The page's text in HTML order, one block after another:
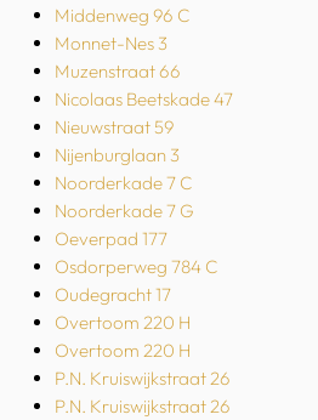
Middenweg 96 C
Monnet-Nes 3
Muzenstraat 66
Nicolaas Beetskade 47
Nieuwstraat 59
Nijenburglaan 3
Noorderkade 7 C
Noorderkade 7 G
Oeverpad 177
Osdorperweg 784 C
Oudegracht 17
Overtoom 220 H
Overtoom 220 H
P.N. Kruiswijkstraat 26
P.N. Kruiswijkstraat 26